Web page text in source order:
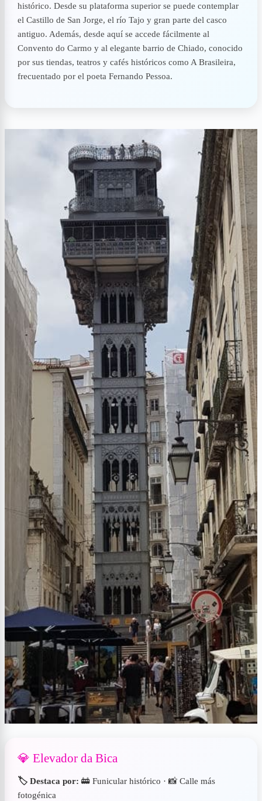
histórico. Desde su plataforma superior se puede contemplar
el Castillo de San Jorge, el río Tajo y gran parte del casco
antiguo. Además, desde aquí se accede fácilmente al
Convento do Carmo y al elegante barrio de Chiado, conocido
por sus tiendas, teatros y cafés históricos como A Brasileira,
frecuentado por el poeta Fernando Pessoa.
💎 Elevador da Bica
🏷️ Destaca por: 🚋 Funicular histórico · 📸 Calle más
fotogénica